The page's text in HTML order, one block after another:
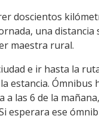
doscientos
una
maestra rural.
e ir hasta la
estancia.
las 6 de la
ese